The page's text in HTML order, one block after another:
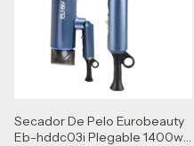
Secador De Pelo Eurobeauty
Eb-hddc03i Plegable 1400w